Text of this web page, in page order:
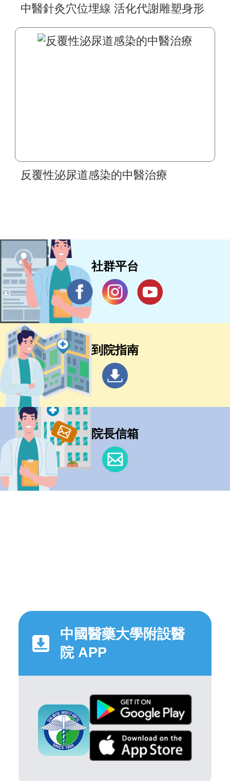
中醫針灸穴位埋線 活化代謝雕塑身形
反覆性泌尿道感染的中醫治療
社群平台
到院指南
院長信箱
中國醫藥大學附設醫
院 APP